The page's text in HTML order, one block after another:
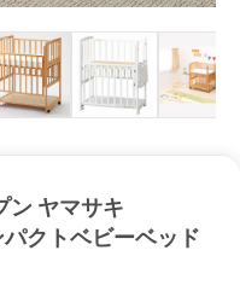
ン ヤマサキ
クトベビーベッド